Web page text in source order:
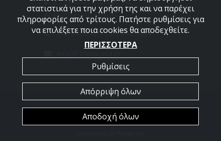
Αργυρούπολη 164 52
210 9960427-210 9960489
2026 @ All Rights Reserved - Dellacasa
στατιστικά για την χρήση της και να παρέχει
πληροφορίες από τρίτους. Πατήστε ρυθμίσεις για
να επιλέξετε ποια cookies θα αποδεχθείτε.
ΠΕΡΙΣΣΟΤΕΡΑ
Ρυθμίσεις
Απόρριψη όλων
Αποδοχή όλων